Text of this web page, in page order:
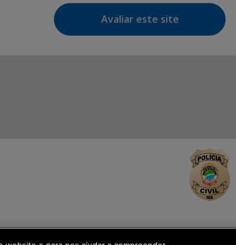
Avaliar este site
Digital